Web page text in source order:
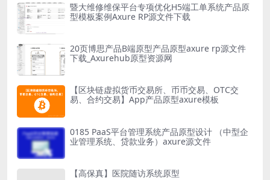
暨大维修维保平台专项优化H5端工单系统产品原
型模板案例Axure RP源文件下载
20页博思产品B端原型产品原型axure rp源文件
下载_Axurehub原型资源网
【区块链虚拟货币交易所、币币交易、OTC交
易、合约交易】App产品原型axure模板
0185 PaaS平台管理系统产品原型设计 （中型企
业管理系统、贷款业务）axure源文件
【高保真】医院随访系统原型